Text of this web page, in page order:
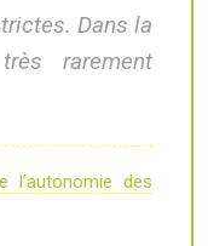
Dans la
rarement
l’autonomie des